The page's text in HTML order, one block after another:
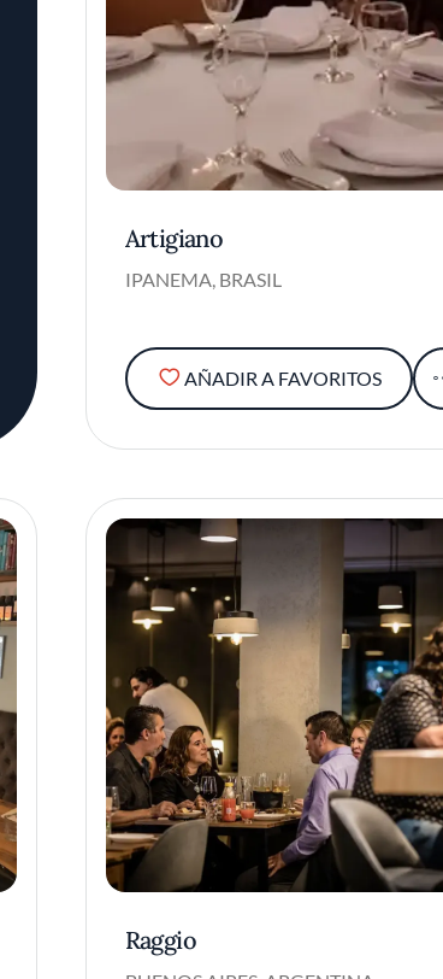
Artigiano
IPANEMA, BRASIL
AÑADIR A FAVORITOS
Raggio